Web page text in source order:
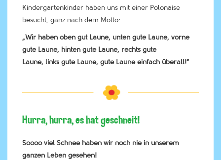
Kindergartenkinder haben uns mit einer Polonaise
besucht, ganz nach dem Motto:
„Wir haben oben gut Laune, unten gute Laune, vorne
gute Laune, hinten gute Laune, rechts gute
Laune, links gute Laune, gute Laune einfach überall!“
Hurra, hurra, es hat geschneit!
Soooo viel Schnee haben wir noch nie in unserem
ganzen Leben gesehen!